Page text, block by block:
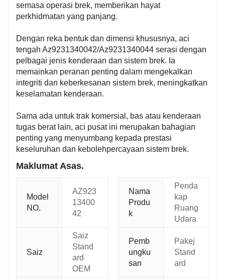
semasa operasi brek, memberikan hayat
perkhidmatan yang panjang.
Dengan reka bentuk dan dimensi khususnya, aci
tengah Az9231340042/Az9231340044 serasi dengan
pelbagai jenis kenderaan dan sistem brek. Ia
memainkan peranan penting dalam mengekalkan
integriti dan keberkesanan sistem brek, meningkatkan
keselamatan kenderaan.
Sama ada untuk trak komersial, bas atau kenderaan
tugas berat lain, aci pusat ini merupakan bahagian
penting yang menyumbang kepada prestasi
keseluruhan dan kebolehpercayaan sistem brek.
Maklumat Asas.
Model
NO.
AZ923
13400
42
Nama
Produ
k
Penda
kap
Ruang
Udara
Saiz
Saiz
Stand
ard
OEM
Pemb
ungku
san
Pakej
Stand
ard